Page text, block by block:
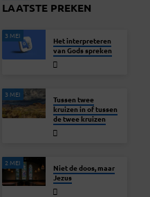
LAATSTE PREKEN
3 MEI
Het interpreteren
van Gods spreken
3 MEI
Tussen twee
kruizen in of tussen
de twee kruizen
2 MEI
Niet de doos, maar
Jezus